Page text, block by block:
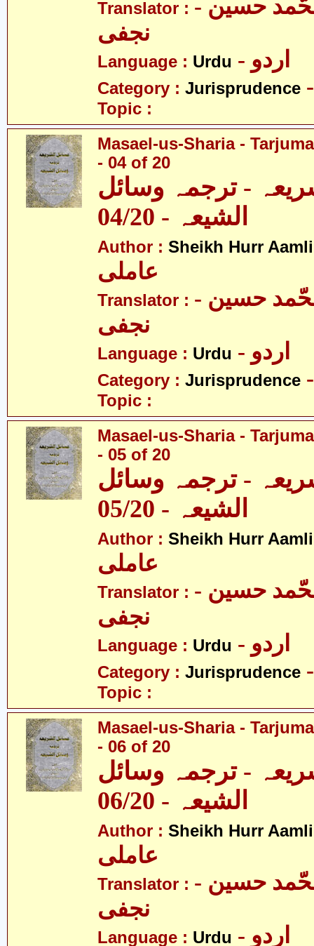
Translator : - آیت اللہ محّمد حسین
نجفی
Language : Urdu - اردو
Category : Jurisprudence
Topic :
Masael-us-Sharia -
- 04 of 20
- ترجمہ وسائل
الشیعہ - 04/20
Author : Sheikh Hurr Aamli
عاملی
Translator : - آیت اللہ محّمد حسین
نجفی
Language : Urdu - اردو
Category : Jurisprudence
Topic :
Masael-us-Sharia -
- 05 of 20
- ترجمہ وسائل
الشیعہ - 05/20
Author : Sheikh Hurr Aamli
عاملی
Translator : - آیت اللہ محّمد حسین
نجفی
Language : Urdu - اردو
Category : Jurisprudence
Topic :
Masael-us-Sharia -
- 06 of 20
- ترجمہ وسائل
الشیعہ - 06/20
Author : Sheikh Hurr Aamli
عاملی
Translator : - آیت اللہ محّمد حسین
نجفی
Language : Urdu - اردو